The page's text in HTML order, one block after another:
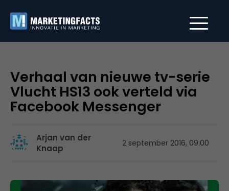
Verhaal van nieuwe tv-serie
Vlucht HS13 ook verteld via
Facebook Messenger
Arjan van der
Knaap
2 september 2016, 09:00